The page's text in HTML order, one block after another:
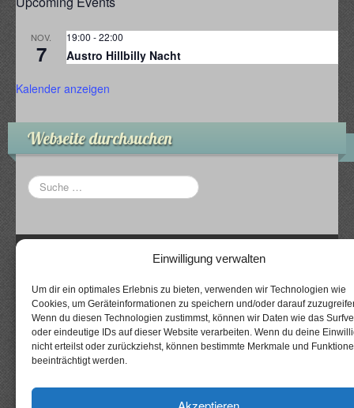
Einwilligung verwalten
Um dir ein optimales Erlebnis zu bieten, verwenden wir Technologien wie
Cookies, um Geräteinformationen zu speichern und/oder darauf
Wenn du diesen Technologien zustimmst, können wir Daten wie das
oder eindeutige IDs auf dieser Website verarbeiten. Wenn du deine
nicht erteilst oder zurückziehst, können bestimmte Merkmale und
beeinträchtigt werden.
NOV.
7
19:00 -22:00
Austro Hillbilly Nacht
Kalender anzeigen
Webseite durchsuchen
CyberChimps WordPress Themes